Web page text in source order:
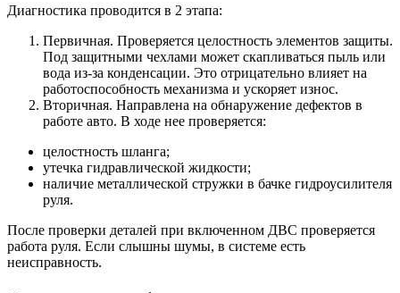
Диагностика проводится в 2 этапа:
Первичная. Проверяется целостность элементов защиты.
Под защитными чехлами может скапливаться пыль или
вода из-за конденсации. Это отрицательно влияет на
работоспособность механизма и ускоряет износ.
Вторичная. Направлена на обнаружение дефектов в
работе авто. В ходе нее проверяется:
целостность шланга;
утечка гидравлической жидкости;
наличие металлической стружки в бачке гидроусилителя
руля.
После проверки деталей при включенном ДВС проверяется
работа руля. Если слышны шумы, в системе есть
неисправность.